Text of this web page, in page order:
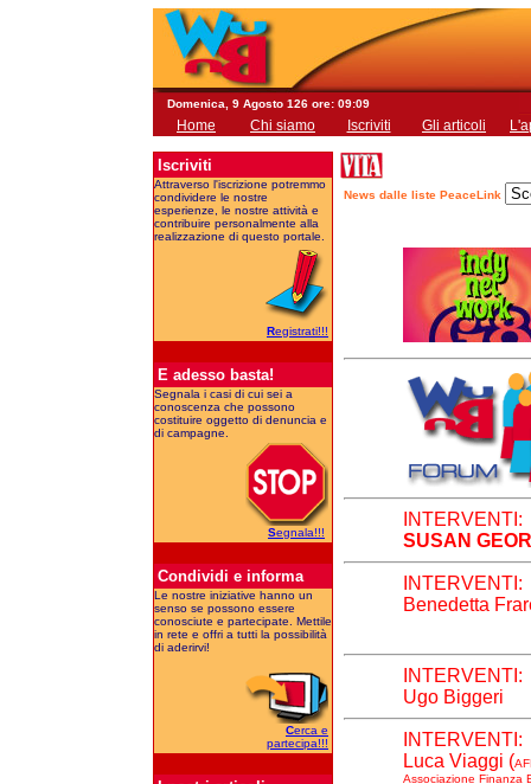
Domenica, 9 Agosto 126 ore: 09:09
Home Chi siamo Iscriviti Gli articoli
Iscriviti
Attraverso l'iscrizione potremmo
condividere le nostre
esperienze, le nostre attività e
contribuire personalmente alla
realizzazione di questo portale.
Registrati!!!
E adesso basta!
Segnala i casi di cui sei a
conoscenza che possono
costituire oggetto di denuncia e
di campagne.
Segnala!!!
Condividi e informa
Le nostre iniziative hanno un
senso se possono essere
conosciute e partecipate. Mettile
in rete e offri a tutti la possibilità
di aderirvi!
Cerca e
partecipa!!!
News dalle liste PeaceLink
INTERVENTI:
SUSAN
INTERVENTI:
Benedetta
INTERVENTI:
Ugo Biggeri
INTERVENTI:
Luca Viaggi (
Associazione Finanza